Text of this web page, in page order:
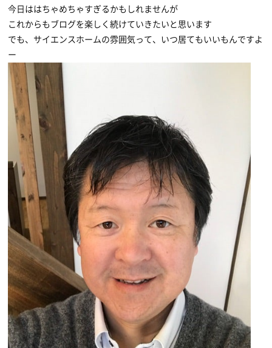
今日ははちゃめちゃすぎるかもしれませんが
これからもブログを楽しく続けていきたいと思います
でも、サイエンスホームの雰囲気って、いつ居てもいいもんですよ
ー